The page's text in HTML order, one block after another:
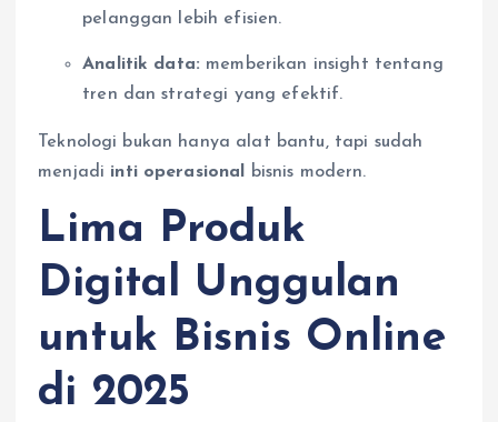
pelanggan lebih efisien.
Analitik data: memberikan insight tentang
tren dan strategi yang efektif.
Teknologi bukan hanya alat bantu, tapi sudah
menjadi inti operasional bisnis modern.
Lima Produk
Digital Unggulan
untuk Bisnis Online
di 2025